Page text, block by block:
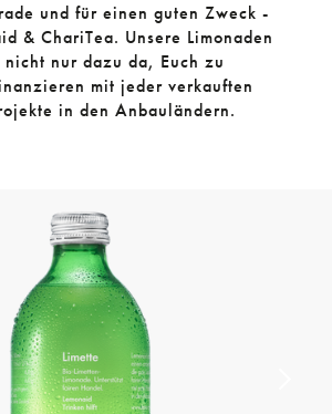
und für einen guten Zweck -
& ChariTea. Unsere Limonaden
nicht nur dazu da, Euch zu
mit jeder verkauften
in den Anbauländern.